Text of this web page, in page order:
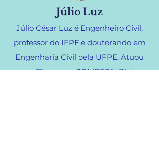
Júlio Luz
Júlio César Luz é Engenheiro Civil,
professor do IFPE e doutorando em
Engenharia Civil pela UFPE. Atuou
por 17 anos na COMPESA. Sócio